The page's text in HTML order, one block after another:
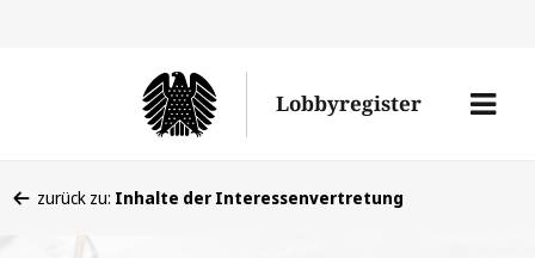
den
Lobbyregister
Menü
befinden
zurück zu: Inhalte der Interessenvertretung